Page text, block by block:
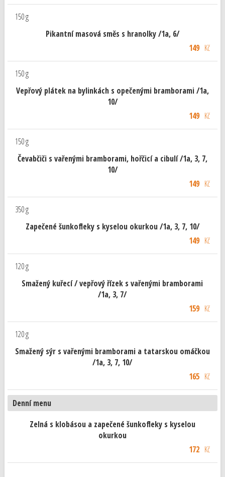
150 g
Pikantní masová směs s hranolky /1a, 6/
149Kč
150 g
Vepřový plátek na bylinkách s opečenými bramborami /1a,
10/
149Kč
150 g
Čevabčiči s vařenými bramborami, hořčicí a cibulí /1a, 3, 7,
10/
149Kč
350 g
Zapečené šunkofleky s kyselou okurkou /1a, 3, 7, 10/
149Kč
120 g
Smažený kuřecí / vepřový řízek s vařenými bramborami
/1a, 3, 7/
159Kč
120 g
Smažený sýr s vařenými bramborami a tatarskou omáčkou
/1a, 3, 7, 10/
165Kč
Denní menu
Zelná s klobásou a zapečené šunkofleky s kyselou
okurkou
172Kč